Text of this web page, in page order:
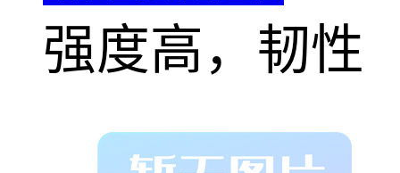
强度高，韧性
好，有较高的